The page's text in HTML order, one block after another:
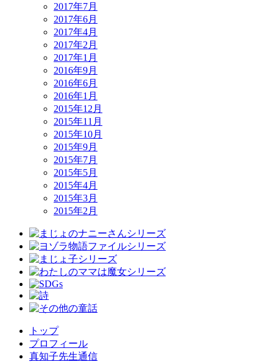
2017年7月
2017年6月
2017年4月
2017年2月
2017年1月
2016年9月
2016年6月
2016年1月
2015年12月
2015年11月
2015年10月
2015年9月
2015年7月
2015年5月
2015年4月
2015年3月
2015年2月
トップ
プロフィール
真知子先生通信